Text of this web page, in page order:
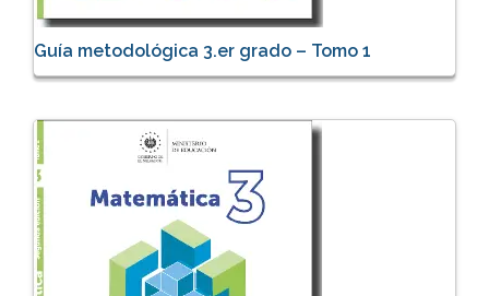
Guía metodológica 3.er grado – Tomo 1